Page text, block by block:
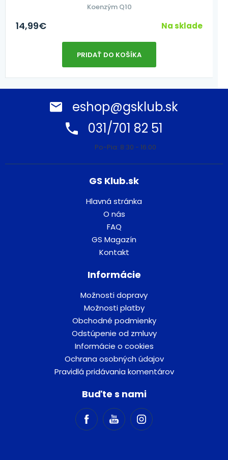
Koenzým Q10
14,99€ Na sklade
PRIDAŤ DO KOŠÍKA
eshop@gsklub.sk
031/701 82 51
Po-Pia: 8:30 - 16:00
GS Klub.sk
Hlavná stránka
O nás
FAQ
GS Magazín
Kontakt
Informácie
Možnosti dopravy
Možnosti platby
Obchodné podmienky
Odstúpenie od zmluvy
Informácie o cookies
Ochrana osobných údajov
Pravidlá pridávania komentárov
Buďte s nami